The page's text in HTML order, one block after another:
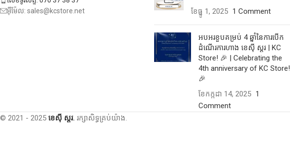
អ៊ីម៉ែល: sales@kcstore.net
ខែ​ធ្នូ 1, 2025 1 Comment
អបអរខួបគម្រប់ 4 ឆ្នាំនៃការបើក
ដំណើរការហាង ខេស៊ី ស្តរ | KC
Store! 🎉 | Celebrating the
4th anniversary of KC Store!
🎉
ខែ​កក្កដា 14, 2025 1
Comment
© 2021 - 2025 ខេស៊ី ស្តរ. រក្សាសិទ្ធគ្រប់យ៉ាង.